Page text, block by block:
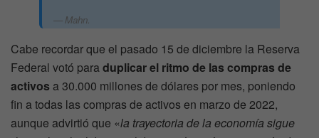
Mahn.
Cabe recordar que el pasado 15 de diciembre la Reserva
Federal votó paraduplicar el ritmo de las compras de
activos a 30.000 millones de dólares por mes, poniendo
fin a todas las compras de activos en marzo de 2022,
aunque advirtió que «la trayectoria de la economía sigue